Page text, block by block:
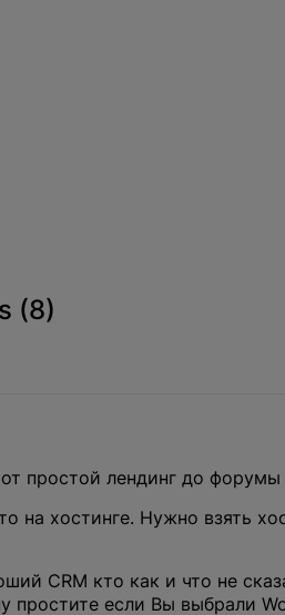
(8)
простой лендинг до форумы
на хостинге. Нужно взять
CRM кто как и что не
простите если Вы выбрали